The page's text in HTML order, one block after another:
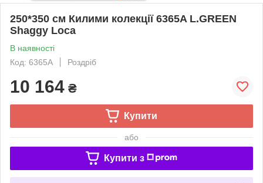
250*350 см Килими колекції 6365A L.GREEN
Shaggy Loca
В наявності
Код: 6365A
Роздріб
10 164 ₴
Купити
або
Купити з